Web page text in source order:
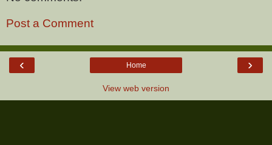
Post a Comment
‹ ›
Home
View web version